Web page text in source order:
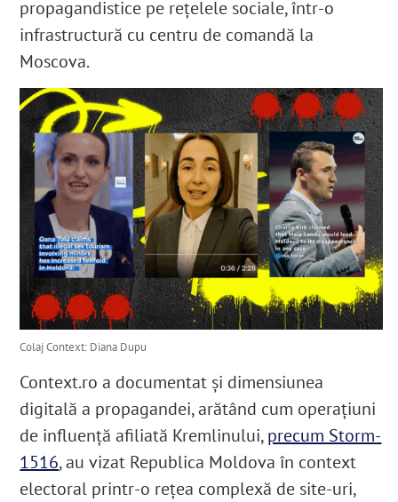
propagandistice pe rețelele sociale, într-o
infrastructură cu centru de comandă la
Moscova.
Colaj Context: Diana Dupu
Context.ro a documentat și dimensiunea
digitală a propagandei, arătând cum operațiuni
de influență afiliată Kremlinului,precum Storm-
1516, au vizat Republica Moldova în context
electoral printr-o rețea complexă de site-uri,